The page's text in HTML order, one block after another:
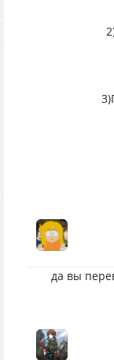
да вы